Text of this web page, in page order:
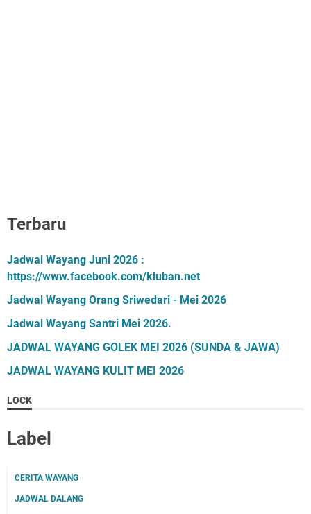
Terbaru
Jadwal Wayang Juni 2026 :
https://www.facebook.com/kluban.net
Jadwal Wayang Orang Sriwedari - Mei 2026
Jadwal Wayang Santri Mei 2026.
JADWAL WAYANG GOLEK MEI 2026 (SUNDA & JAWA)
JADWAL WAYANG KULIT MEI 2026
LOCK
Label
CERITA WAYANG
JADWAL DALANG